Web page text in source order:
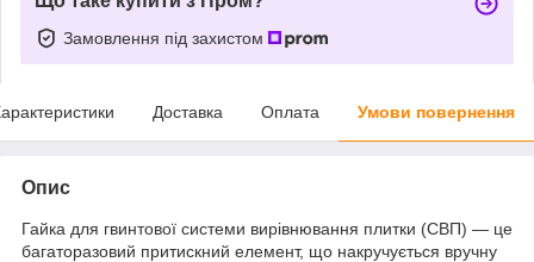
Замовлення під захистом
Доставка Оплата Умови повернення
Опис
Гайка для гвинтової системи вирівнювання плитки (СВП) — це
багаторазовий притискний елемент, що накручується вручну